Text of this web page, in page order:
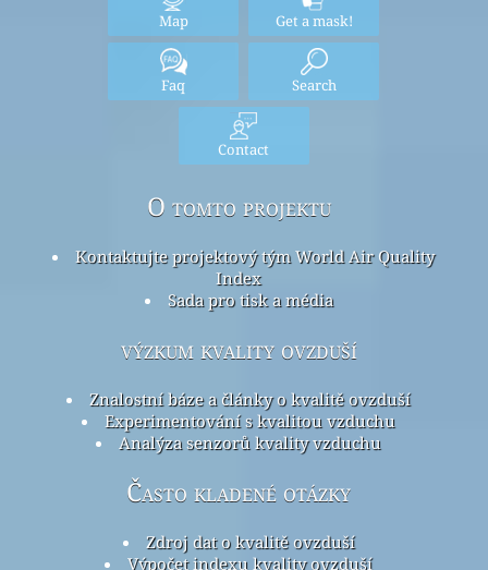
Map Get a mask!
Faq Search
Contact
O tomto projektu
Kontaktujte projektový tým World Air Quality
Index
Sada pro tisk a média
výzkum kvality ovzduší
Znalostní báze a články o kvalitě ovzduší
Experimentování s kvalitou vzduchu
Analýza senzorů kvality vzduchu
Často kladené otázky
Zdroj dat o kvalitě ovzduší
Výpočet indexu kvality ovzduší